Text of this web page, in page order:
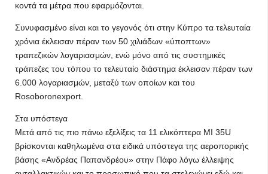
κοντά τα μέτρα που εφαρμόζονται.
Συνυφασμένο είναι και το γεγονός ότι στην Κύπρο τα τελευταία
χρόνια έκλεισαν πέραν των 50 χιλιάδων «ύποπτων»
τραπεζικών λογαριασμών, ενώ μόνο από τις συστημικές
τράπεζες του τόπου το τελευταίο διάστημα έκλεισαν πέραν των
6.000 λογαριασμών, μεταξύ των οποίων και του
Rosoboronexport.
Στα υπόστεγα
Μετά από τις πιο πάνω εξελίξεις τα 11 ελικόπτερα MI 35U
βρίσκονται καθηλωμένα στα ειδικά υπόστεγα της αεροπορικής
βάσης «Ανδρέας Παπανδρέου» στην Πάφο λόγω έλλειψης